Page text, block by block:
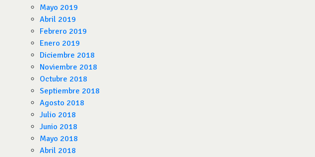
Mayo 2019
Abril 2019
Febrero 2019
Enero 2019
Diciembre 2018
Noviembre 2018
Octubre 2018
Septiembre 2018
Agosto 2018
Julio 2018
Junio 2018
Mayo 2018
Abril 2018